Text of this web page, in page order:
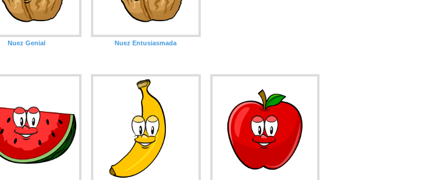
Nuez Genial Nuez Entusiasmada